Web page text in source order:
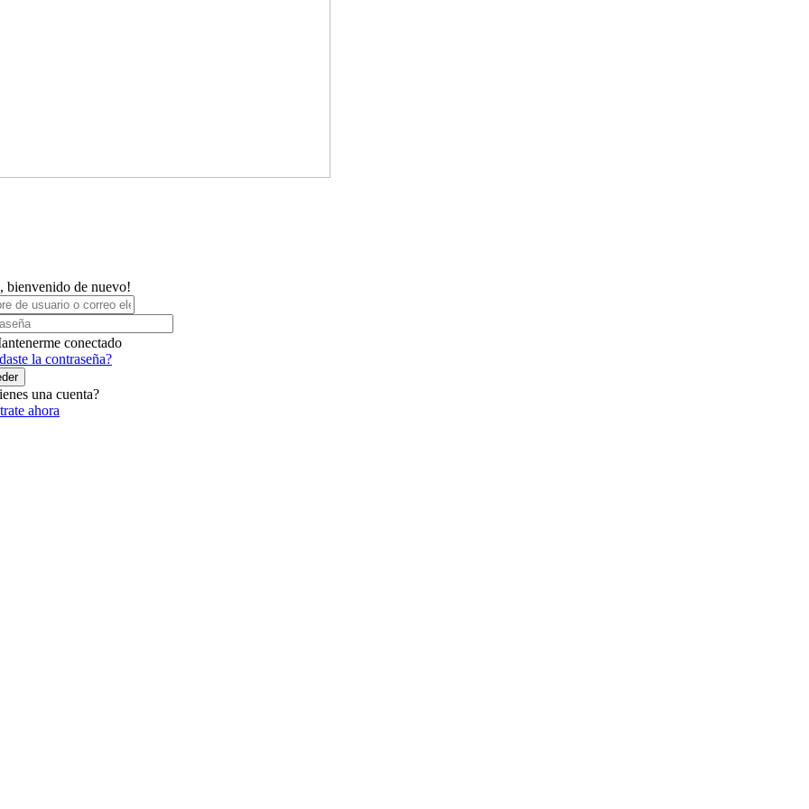
bienvenido de nuevo!
conectado
la contraseña?
una cuenta?
ahora